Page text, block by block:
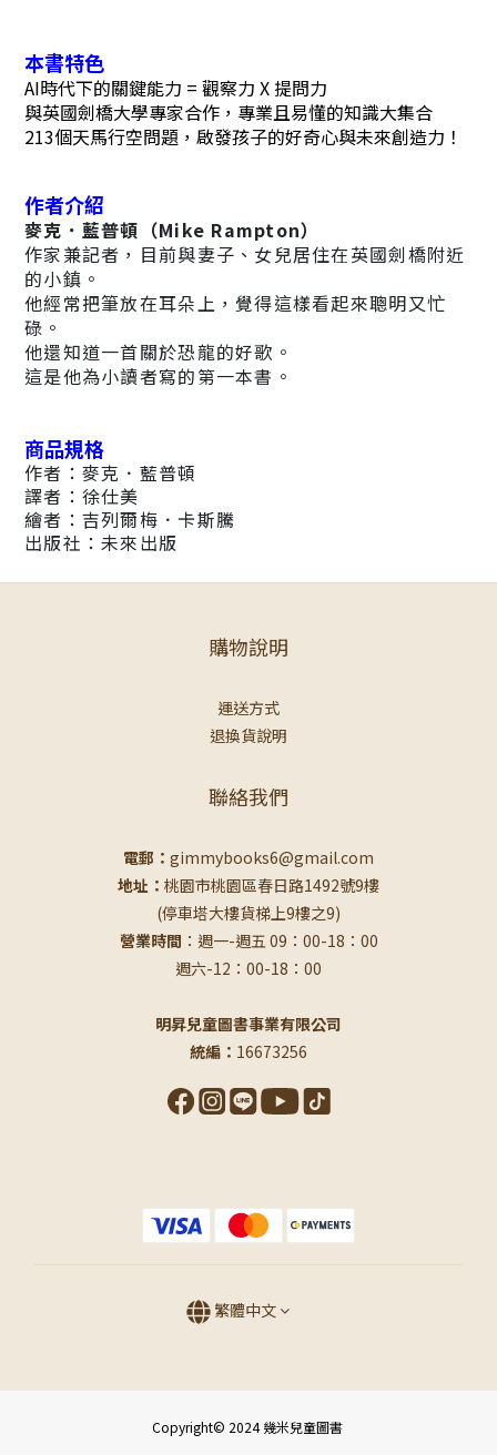
本書特色
AI時代下的關鍵能力 = 觀察力 X 提問力
與英國劍橋大學專家合作，專業且易懂的知識大集合
213個天馬行空問題，啟發孩子的好奇心與未來創造力！
作者介紹
麥克．藍普頓（Mike Rampton）
作家兼記者，目前與妻子、女兒居住在英國劍橋附近
的小鎮。
他經常把筆放在耳朵上，覺得這樣看起來聰明又忙
碌。
他還知道一首關於恐龍的好歌。
這是他為小讀者寫的第一本書。
商品規格
作者：麥克．藍普頓
譯者：徐仕美
繪者：吉列爾梅．卡斯騰
出版社：未來出版
購物說明
運送方式
退換貨說明
聯絡我們
電郵： gimmybooks6@gmail.com
地址： 桃園市桃園區春日路1492號9樓
(停車塔大樓貨梯上9樓之9)
營業時間 ：週一-週五 09：00-18：00
週六-12：00-18：00
明昇兒童圖書事業有限公司
統編： 16673256
繁體中文
Copyright© 2024 幾米兒童圖書